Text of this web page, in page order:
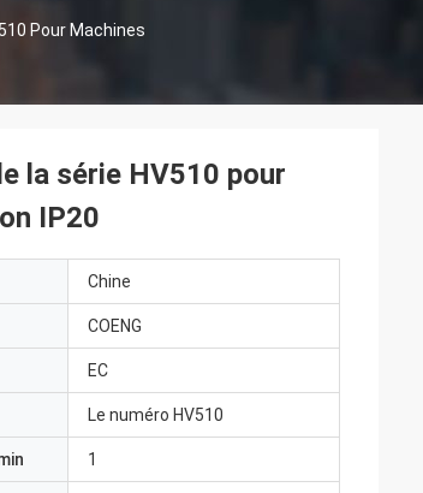
Pour Machines
la série HV510 pour
IP20
Chine
COENG
EC
Le numéro HV510
1